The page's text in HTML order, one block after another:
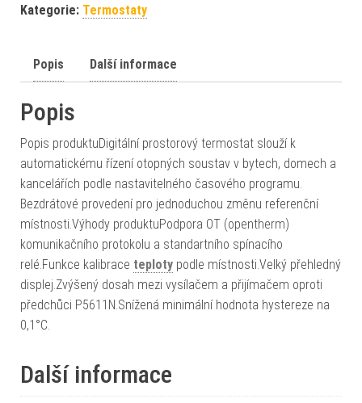
Kategorie: Termostaty
Popis Další informace
Popis
Popis produktuDigitální prostorový termostat slouží k
automatickému řízení otopných soustav v bytech, domech a
kancelářích podle nastavitelného časového programu.
Bezdrátové provedení pro jednoduchou změnu referenční
místnosti.Výhody produktuPodpora OT (opentherm)
komunikačního protokolu a standartního spínacího
relé.Funkce kalibrace teploty podle místnosti.Velký přehledný
displej.Zvýšený dosah mezi vysílačem a přijímačem oproti
předchůci P5611N.Snížená minimální hodnota hystereze na
0,1°C.
Další informace